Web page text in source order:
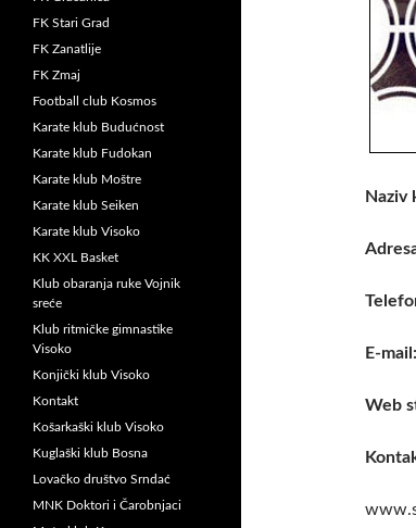
Naziv
E-mail:
Web
FK Stari Grad
FK Zanatlije
FK Zmaj
Football club Kosmos
Karate klub Budućnost
Karate klub Fudokan
Karate klub Moštre
Karate klub Seiken
Karate klub Visoko
KK XXL Basket
Klub obaranja ruke Vojnik
sreće
Klub ritmičke gimnastike
Visoko
Konjički klub Visoko
Kontakt
Košarkaški klub Visoko
Kuglaški klub Bosna
Lovačko društvo Srndać
MNK Doktori i Čarobnjaci